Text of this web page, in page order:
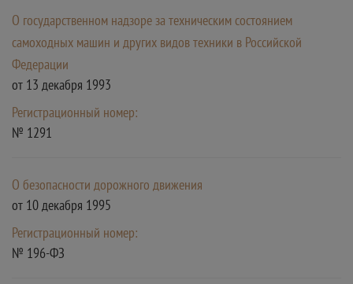
О государственном надзоре за техническим состоянием
самоходных машин и других видов техники в Российской
Федерации
от 13 декабря 1993
Регистрационный номер:
№ 1291
О безопасности дорожного движения
от 10 декабря 1995
Регистрационный номер:
№ 196-ФЗ